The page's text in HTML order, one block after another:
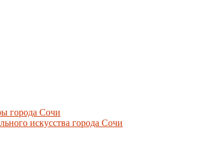
города Сочи
искусства города Сочи